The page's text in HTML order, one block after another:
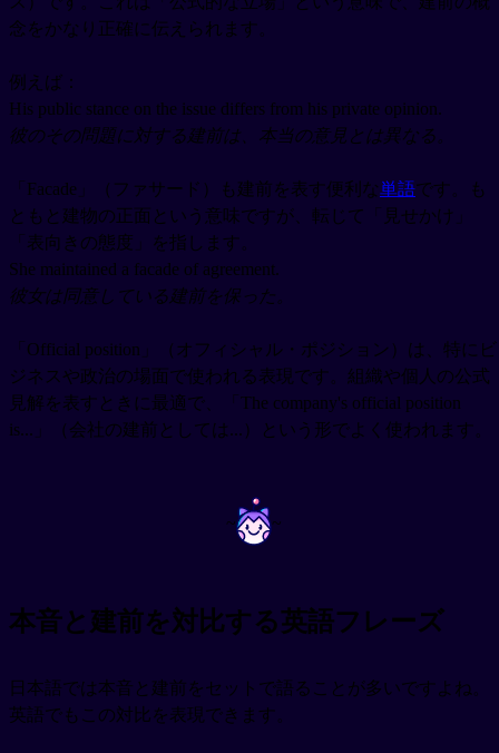
念をかなり正確に伝えられます。
例えば：
His public stance on the issue differs from his private opinion.
彼のその問題に対する建前は、本当の意見とは異なる。
「Facade」（ファサード）も建前を表す便利な単語です。も
ともと建物の正面という意味ですが、転じて「見せかけ」
「表向きの態度」を指します。
She maintained a facade of agreement.
彼女は同意している建前を保った。
「Official position」（オフィシャル・ポジション）は、特にビ
ジネスや政治の場面で使われる表現です。組織や個人の公式
見解を表すときに最適で、「The company's official position
is...」（会社の建前としては...）という形でよく使われます。
~ ~
本音と建前を対比する英語フレーズ
日本語では本音と建前をセットで語ることが多いですよね。
英語でもこの対比を表現できます。